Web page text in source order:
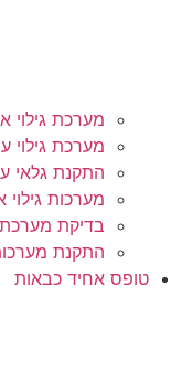
מערכת גילוי
מערכת גילוי
התקנת גלאי
מערכות גילוי
בדיקת מערכת
התקנת
טופס אחיד כבאות